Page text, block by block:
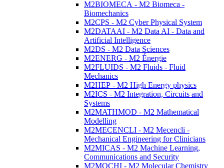
M2BIOMECA - M2 Biomeca -
Biomechanics
M2CPS - M2 Cyber Physical System
M2DATAAI - M2 Data AI - Data and
Artificial Intelligence
M2DS - M2 Data Sciences
M2ENERG - M2 Énergie
M2FLUIDS - M2 Fluids - Fluid
Mechanics
M2HEP - M2 High Energy physics
M2ICS - M2 Integration, Circuits and
Systems
M2MATHMOD - M2 Mathematical
Modelling
M2MECENCLI - M2 Mecencli -
Mechanical Engineering for Clinicians
M2MICAS - M2 Machine Learning,
Communications and Security
M2MOCHI - M2 Molecular Chemistry